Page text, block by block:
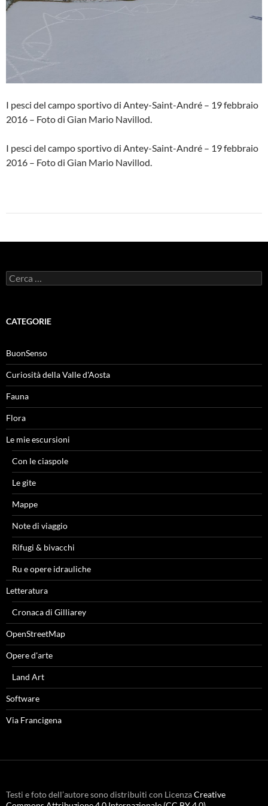
I pesci del campo sportivo di Antey-Saint-André – 19 febbraio
2016 – Foto di Gian Mario Navillod.
I pesci del campo sportivo di Antey-Saint-André – 19 febbraio
2016 – Foto di Gian Mario Navillod.
Ricerca
per:
CATEGORIE
BuonSenso
Curiosità della Valle d'Aosta
Fauna
Flora
Le mie escursioni
Con le ciaspole
Le gite
Mappe
Note di viaggio
Rifugi & bivacchi
Ru e opere idrauliche
Letteratura
Cronaca di Gilliarey
OpenStreetMap
Opere d'arte
Land Art
Software
Via Francigena
Testi e foto dell’autore sono distribuiti con LicenzaCreative